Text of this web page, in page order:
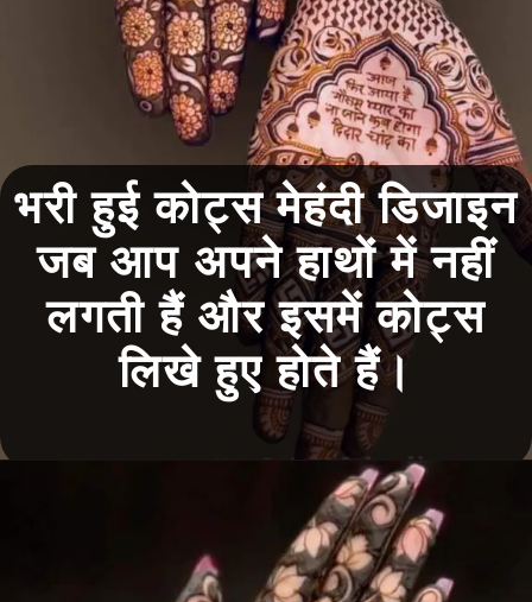
भरी हुई कोट्स मेहंदी डिजाइन
जब आप अपने हाथों में नहीं
लगती हैं और इसमें कोट्स
लिखे हुए होते हैं।